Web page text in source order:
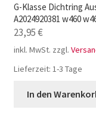
G-Klasse Dichtring
A2024920381 w460
23,95€
inkl. MwSt. zzgl.
Lieferzeit: 1-3 Tage
In den